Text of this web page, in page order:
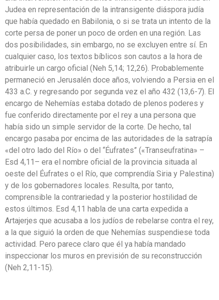
Judea en representación de la intransigente diáspora judía
que había quedado en Babilonia, o si se trata un intento de la
corte persa de poner un poco de orden en una región. Las
dos posibilidades, sin embargo, no se excluyen entre sí. En
cualquier caso, los textos bíblicos son cautos a la hora de
atribuirle un cargo oficial (Neh 5,14; 12,26). Probablemente
permaneció en Jerusalén doce años, volviendo a Persia en el
433 a.C. y regresando por segunda vez el año 432 (13,6-7). El
encargo de Nehemías estaba dotado de plenos poderes y
fue conferido directamente por el rey a una persona que
había sido un simple servidor de la corte. De hecho, tal
encargo pasaba por encima de las autoridades de la satrapía
«del otro lado del Río» o del “Éufrates” («Transeufratina» –
Esd 4,11– era el nombre oficial de la provincia situada al
oeste del Éufrates o el Río, que comprendía Siria y Palestina)
y de los gobernadores locales. Resulta, por tanto,
comprensible la contrariedad y la posterior hostilidad de
estos últimos. Esd 4,11 habla de una carta expedida a
Artajerjes que acusaba a los judíos de rebelarse contra el rey,
a la que siguió la orden de que Nehemías suspendiese toda
actividad. Pero parece claro que él ya había mandado
inspeccionar los muros en previsión de su reconstrucción
(Neh 2,11-15).